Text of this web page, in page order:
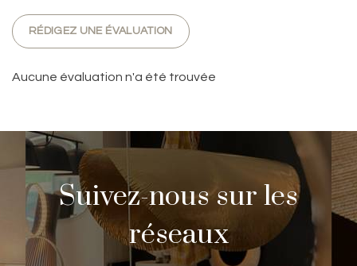
RÉDIGEZ UNE ÉVALUATION
Aucune évaluation n'a été trouvée
Suivez-nous sur les
réseaux